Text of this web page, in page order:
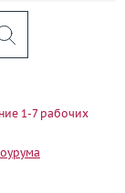
1-7 рабочих